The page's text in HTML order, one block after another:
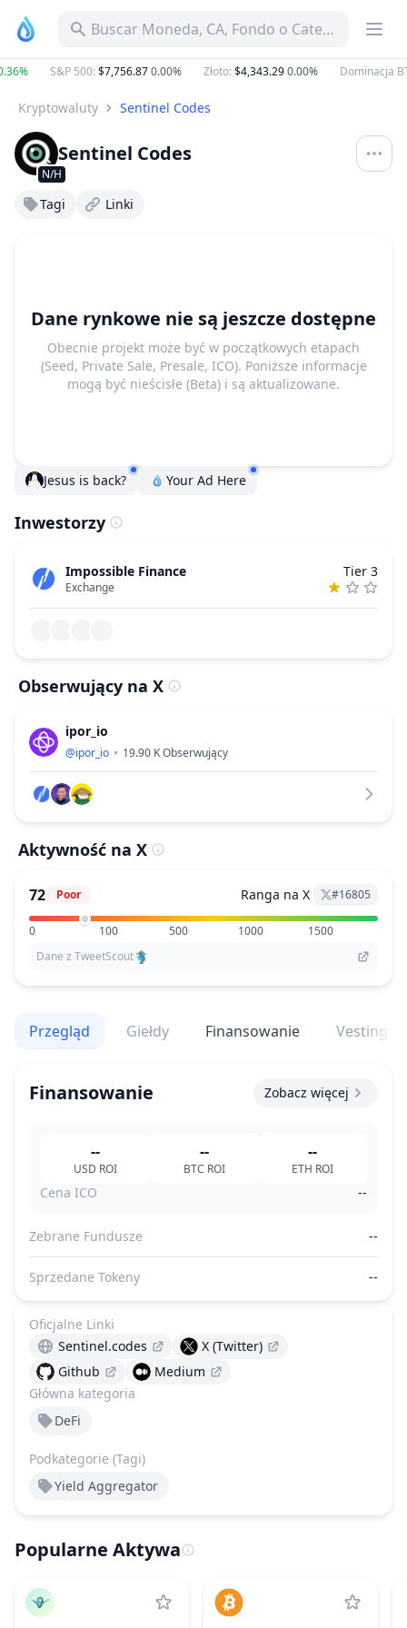
Buscar Moneda, CA, Fondo o Categoría
S&P 500: $7,756.870.00% Złoto: $4,343.290.00% Dominacja
Kryptowaluty Sentinel Codes
N/H
Sentinel Codes
Tagi Linki
Dane rynkowe nie są jeszcze dostępne
Obecnie projekt może być w początkowych etapach
(Seed, Private Sale, Presale, ICO). Poniższe informacje
mogą być nieścisłe (Beta) i są aktualizowane.
Jesus is back? Your Ad Here
Inwestorzy
Impossible Finance
Exchange
Tier 3
Obserwujący na X
ipor_io
@ipor_io 19.90 KObserwujący
Aktywność na X
72 Poor Ranga na X #16805
0 100 500 1000
1500
Dane z TweetScout
Przegląd Giełdy Finansowanie Vesting
Finansowanie Zobacz więcej
--
USD ROI
--
BTC ROI
--
ETH ROI
Cena ICO --
Zebrane Fundusze --
Sprzedane Tokeny --
Główna kategoria
DeFi
Podkategorie (Tagi)
Yield Aggregator
Oficjalne Linki
Sentinel.codes
X (Twitter)
Github
Medium
Popularne Aktywa